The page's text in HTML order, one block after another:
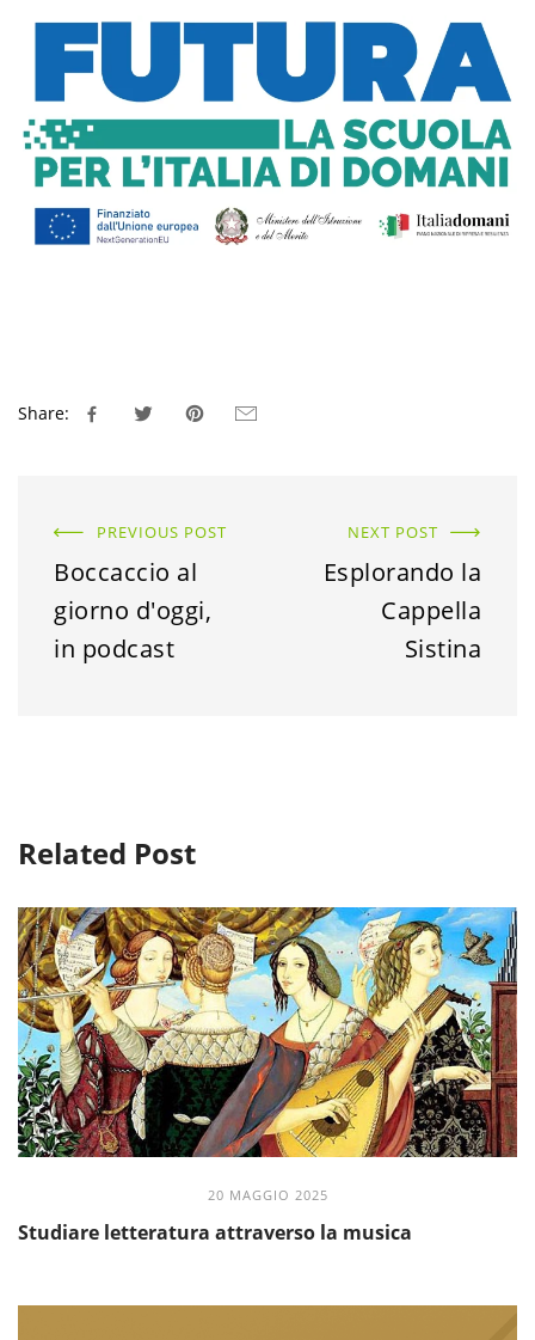
Share:
PREVIOUS POST
Boccaccio al
giorno d'oggi,
in podcast
NEXT POST
Esplorando la
Cappella
Sistina
Related Post
20 MAGGIO 2025
Studiare letteratura attraverso la musica